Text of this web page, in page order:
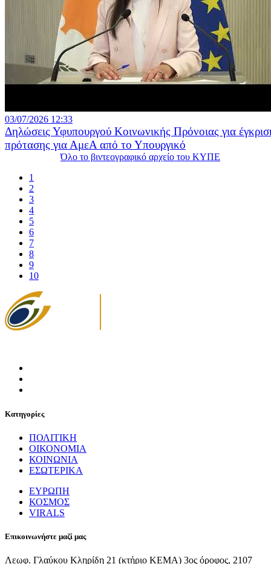
03/07/2026 12:33
Δηλώσεις Υφυπουργού Κοινωνικής Πρόνοιας για
πρότασης για ΑμεΑ από το Υπουργικό
Όλο το βιντεογραφικό αρχείο του ΚΥΠΕ
1
2
3
4
5
6
7
8
9
10
Κατηγορίες
ΠΟΛΙΤΙΚΗ
ΟΙΚΟΝΟΜΙΑ
ΚΟΙΝΩΝΙΑ
ΕΣΩΤΕΡΙΚΑ
ΕΥΡΩΠΗ
ΚΟΣΜΟΣ
VIRALS
Επικοινωνήστε μαζί μας
Λεωφ. Γλαύκου Κληρίδη 21 (κτήριο ΚΕΜΑ) 3ος όροφος, 2107